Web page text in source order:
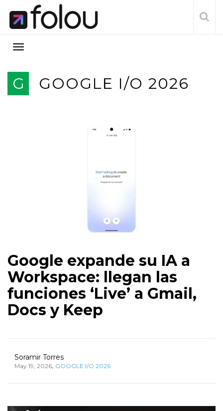
G GOOGLE I/O 2026
Google expande su IA a
Workspace: llegan las
funciones ‘Live’ a Gmail,
Docs y Keep
Soramir Torres
May 19, 2026, GOOGLE I/O 2026